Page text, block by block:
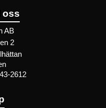
oss
AB
2
2612